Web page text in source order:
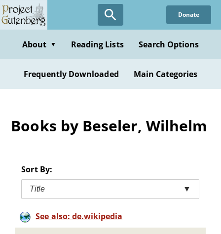
Skip
to
content
Donate
About ▼ Reading Lists Search Options
Frequently Downloaded Main Categories
Books by Beseler, Wilhelm
Sort By:
Title ▼
See also: de.wikipedia